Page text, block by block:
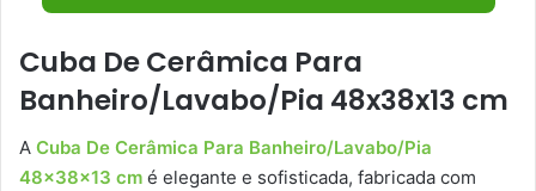
Cuba De Cerâmica Para
Banheiro/Lavabo/Pia 48x38x13 cm
A Cuba De Cerâmica Para Banheiro/Lavabo/Pia
48x38x13 cm é elegante e sofisticada, fabricada com